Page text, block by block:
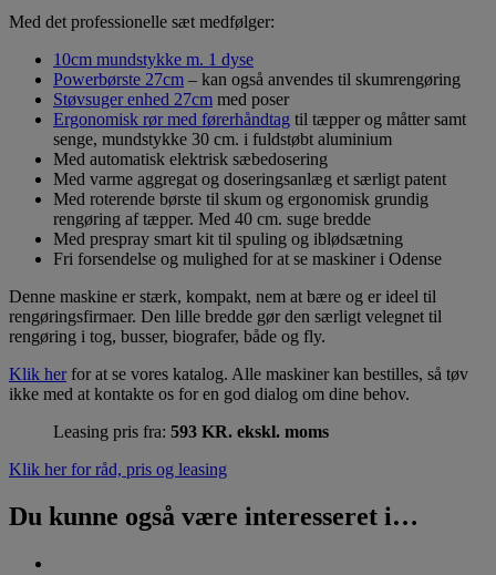
Med det professionelle sæt medfølger:
10cm mundstykke m. 1 dyse
Powerbørste 27cm – kan også anvendes til skumrengøring
Støvsuger enhed 27cm med poser
Ergonomisk rør med førerhåndtag til tæpper og måtter samt
senge, mundstykke 30 cm. i fuldstøbt aluminium
Med automatisk elektrisk sæbedosering
Med varme aggregat og doseringsanlæg et særligt patent
Med roterende børste til skum og ergonomisk grundig
rengøring af tæpper. Med 40 cm. suge bredde
Med prespray smart kit til spuling og iblødsætning
Fri forsendelse og mulighed for at se maskiner i Odense
Denne maskine er stærk, kompakt, nem at bære og er ideel til
rengøringsfirmaer. Den lille bredde gør den særligt velegnet til
rengøring i tog, busser, biografer, både og fly.
Klik herfor at se vores katalog. Alle maskiner kan bestilles, så tøv
ikke med at kontakte os for en god dialog om dine behov.
Leasing pris fra: 593 KR. ekskl. moms
Klik her for råd, pris og leasing
Du kunne også være interesseret i…